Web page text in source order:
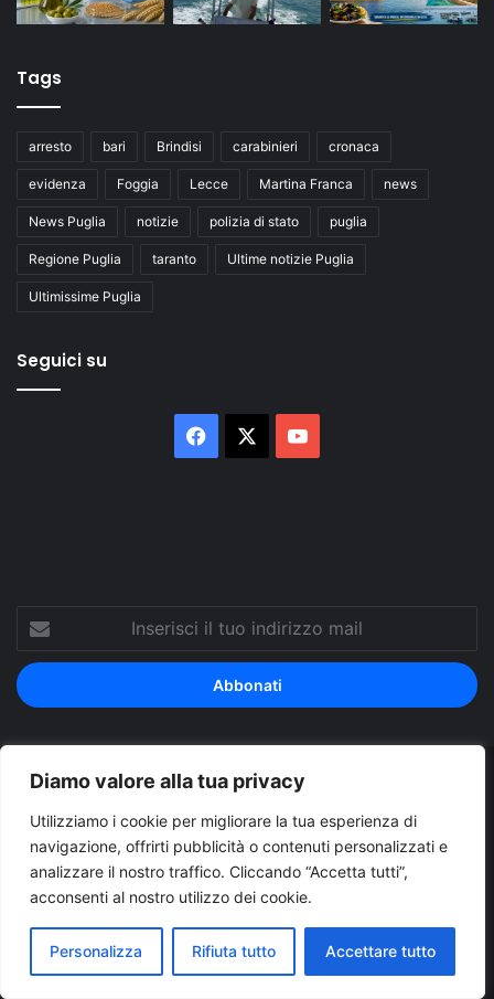
Diamo valore alla tua privacy
Utilizziamo i cookie per migliorare la tua esperienza di
navigazione, offrirti pubblicità o contenuti personalizzati e
analizzare il nostro traffico. Cliccando “Accetta tutti”,
acconsenti al nostro utilizzo dei cookie.
Personalizza Rifiuta tutto Accettare tutto
Tags
arresto bari Brindisi carabinieri cronaca
evidenza Foggia Lecce Martina Franca news
News Puglia notizie polizia di stato puglia
Regione Puglia taranto Ultime notizie Puglia
Ultimissime Puglia
Seguici su
Facebook You
tuo
indirizzo
mail
© Copyright 2026, Tutti i diritti riservati |
Pugliapress - Quotidiano online editore associazione giornalisti
riuniti registrato presso il tribunale di Taranto al n. 569/2000 del
24/10/2000. Direttore responsabile Antonio Rubino
Cerco/Vendo
Offerte di lavoro Puglia Archivio
Contatti
Cookies Policy
Privacy Policy Info pubblicità elettorale